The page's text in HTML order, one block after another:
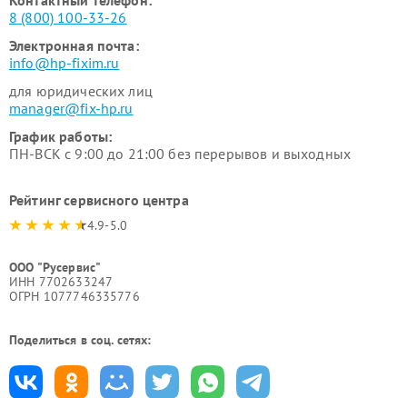
8 (800) 100-33-26
Электронная почта:
info@hp-fixim.ru
для юридических лиц
manager@fix-hp.ru
График работы:
ПН-ВСК с 9:00 до 21:00 без перерывов и выходных
Рейтинг сервисного центра
4.9-5.0
ООО "Русервис"
ИНН 7702633247
ОГРН 1077746335776
Поделиться в соц. сетях: